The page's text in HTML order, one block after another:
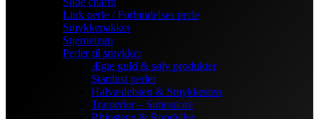
Link perle / Forbindelses perle
Smykkepakker
Stjernetegn
Perler til smykker
Ægte guld & sølv produkter
Stardust perler
Halvædelsten & Smykkesten
Træperler – Suttesnore